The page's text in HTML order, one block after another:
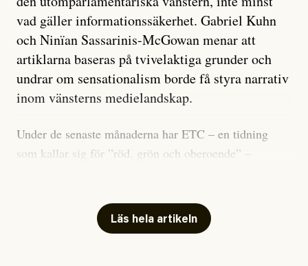
vad gäller informationssäkerhet. Gabriel Kuhn
och Ninïan Sassarinis-McGowan menar att
artiklarna baseras på tvivelaktiga grunder och
undrar om sensationalism borde få styra narrativ
inom vänsterns medielandskap.
Under de senaste månaderna har ETC – en tidning
som kallar sig för ”röd, grön och oberoende” –
skriver för? Vad betyder det att vara en ”röd, grön och
oberoende” tidning? Och vad är egentligen bra
Läs hela artikeln